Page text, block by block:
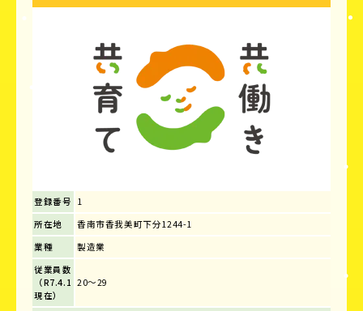
登録番号 1
所在地
香南市香我美町下分1244-1
業種
製造業
従業員数
（R7.4.1
現在）
20～29